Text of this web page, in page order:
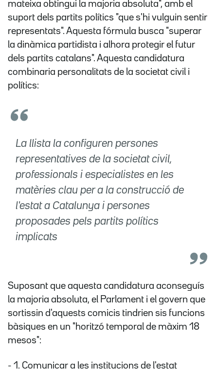
mateixa obtingui la majoria absoluta", amb el
suport dels partits polítics "que s'hi vulguin sentir
representats". Aquesta fórmula busca "superar
la dinàmica partidista i alhora protegir el futur
dels partits catalans". Aquesta candidatura
combinaria personalitats de la societat civil i
polítics:
La llista la configuren persones
representatives de la societat civil,
professionals i especialistes en les
matèries clau per a la construcció de
l'estat a Catalunya i persones
proposades pels partits polítics
implicats
Suposant que aquesta candidatura aconseguís
la majoria absoluta, el Parlament i el govern que
sortissin d'aquests comicis tindrien sis funcions
bàsiques en un "horitzó temporal de màxim 18
mesos":
- 1. Comunicar a les institucions de l'estat